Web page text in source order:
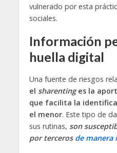
vulnerado por esta
sociales.
Información
huella digital
Una fuente de riesgos
el sharentinges la
que facilita la
el menor. Este tipo de
sus rutinas, son
por terceros de manera